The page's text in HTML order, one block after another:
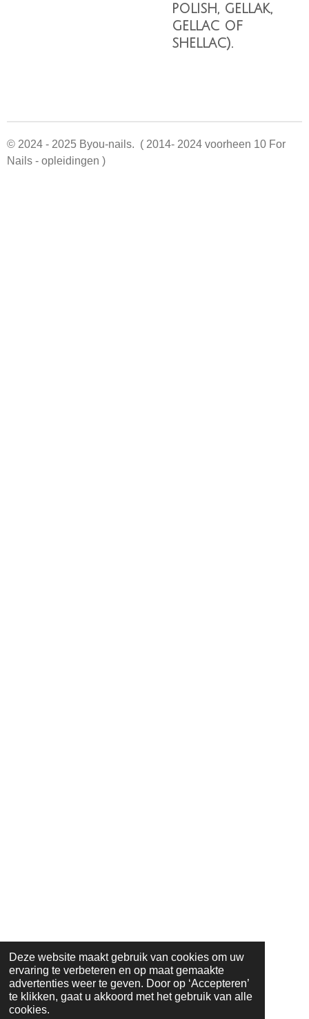
Deze website maakt gebruik van cookies om uw
ervaring te verbeteren en op maat gemaakte
advertenties weer te geven. Door op ‘Accepteren’
te klikken, gaat u akkoord met het gebruik van alle
cookies.
polish, gellak,
gellac of
shellac).
© 2024 - 2025 Byou-nails. ( 2014- 2024 voorheen 10 For
Nails - opleidingen )